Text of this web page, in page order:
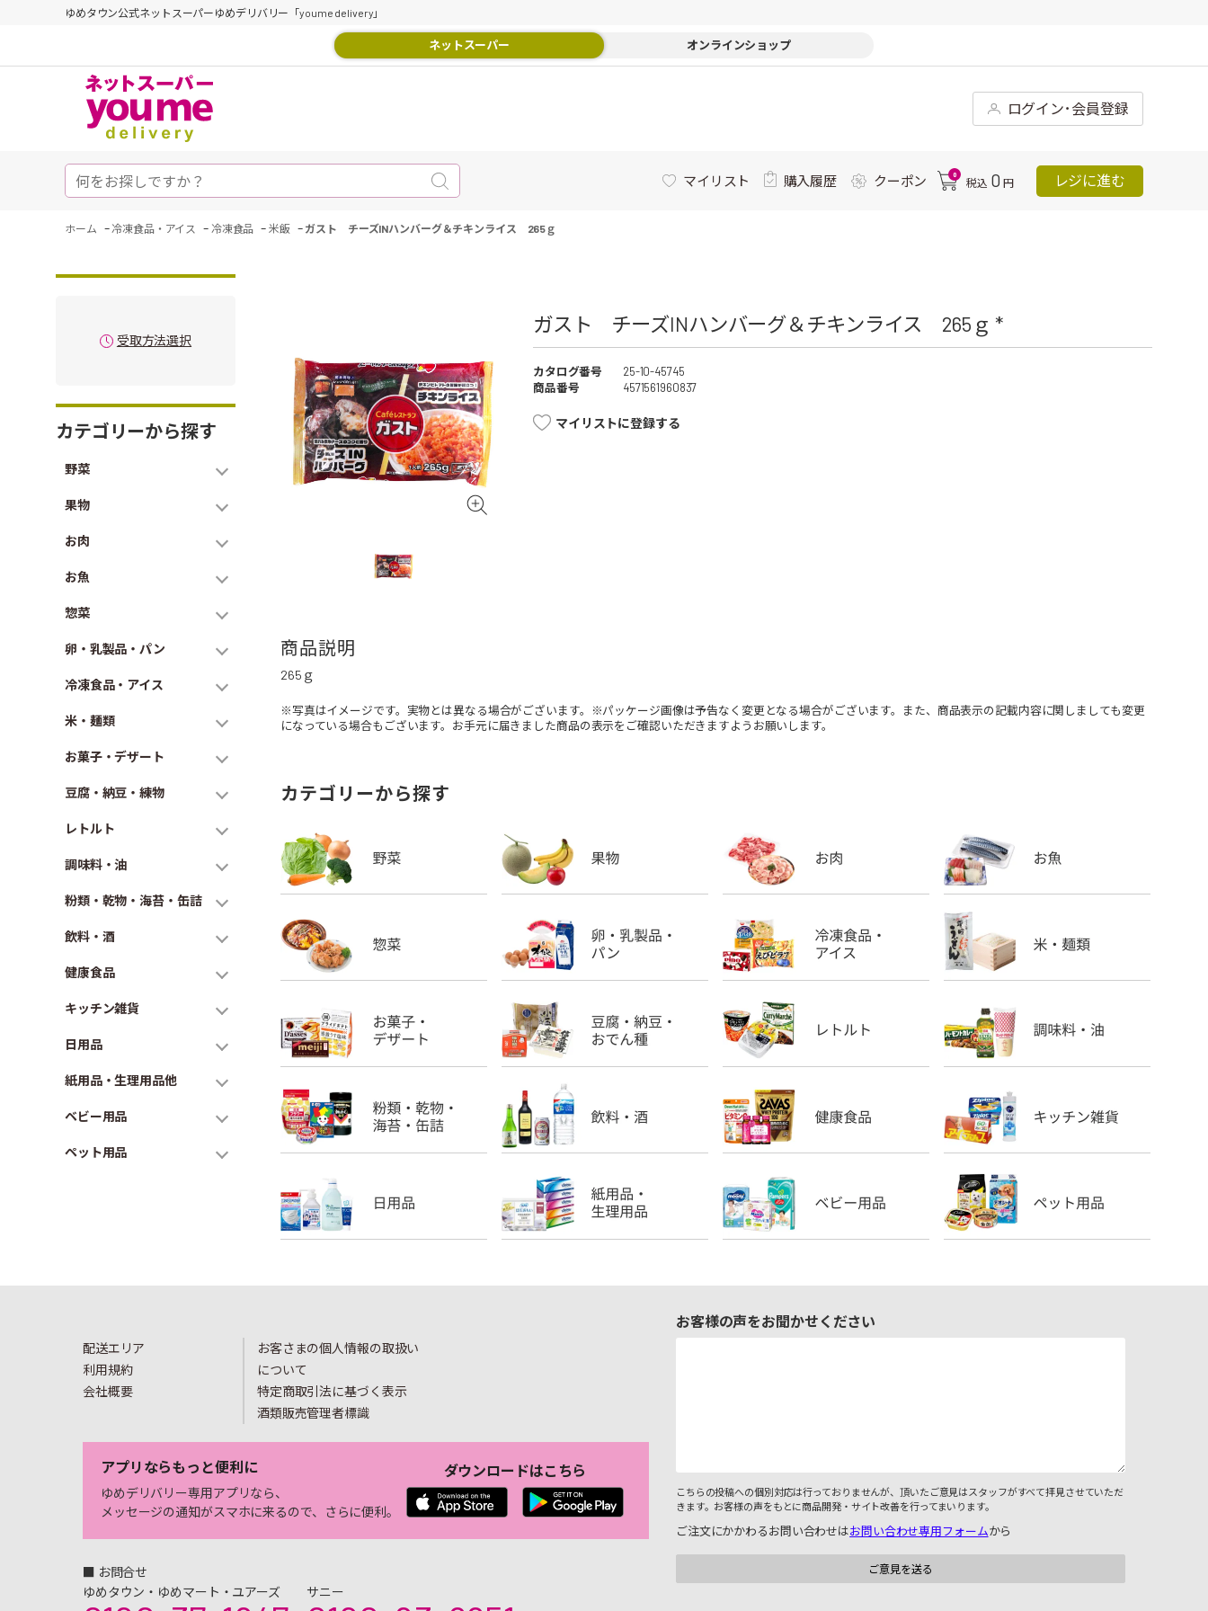
ゆめタウン公式ネットスーパーゆめデリバリー「youme delivery」
ネットスーパー オンラインショップ
ログイン･会員登録
マイリスト 購入履歴 クーポン 0
税込 0 円 レジに進む
ホーム - 冷凍食品・アイス - 冷凍食品 - 米飯 - ガスト チーズINハンバーグ＆チキンライス 265ｇ
受取方法選択
カテゴリーから探す
野菜
果物
お肉
お魚
惣菜
卵・乳製品・パン
冷凍食品・アイス
米・麺類
お菓子・デザート
豆腐・納豆・練物
レトルト
調味料・油
粉類・乾物・海苔・缶詰
飲料・酒
健康食品
キッチン雑貨
日用品
紙用品・生理用品他
ベビー用品
ペット用品
ガスト チーズINハンバーグ＆チキンライス 265ｇ *
カタログ番号
25-10-45745
商品番号
4571561960837
マイリストに登録する
商品説明
265ｇ
※写真はイメージです。実物とは異なる場合がございます。※パッケージ画像は予告なく変更となる場合がございます。また、商品表示の記載内容に関しましても変更
になっている場合もございます。お手元に届きました商品の表示をご確認いただきますようお願いします。
カテゴリーから探す
配送エリア
利用規約
会社概要
お客さまの個人情報の取扱い
について
特定商取引法に基づく表示
酒類販売管理者標識
アプリならもっと便利に
ゆめデリバリー専用アプリなら、
メッセージの通知がスマホに来るので、さらに便利。
ダウンロードはこちら
■ お問合せ
ゆめタウン・ゆめマート・ユアーズ
サニー
お客様の声をお聞かせください
こちらの投稿への個別対応は行っておりませんが、頂いたご意見はスタッフがすべて拝見させていただ
きます。お客様の声をもとに商品開発・サイト改善を行ってまいります。
ご注文にかかわるお問い合わせはお問い合わせ専用フォームから